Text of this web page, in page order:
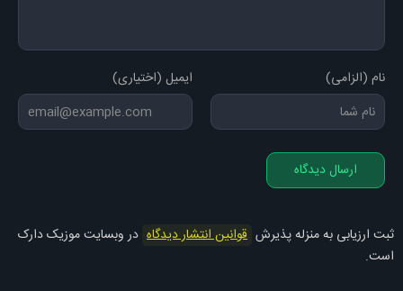
درد دیوونه چیه
چاره ی دردم تویی آره
اینا ادا نیست که می خوام تورو
شعر : شقایق امیرعضدی
تنظیم قطعه : میلاد افشار
نام (الزامی) ایمیل (اختیاری)
ارسال دیدگاه
ثبت ارزیابی به منزله پذیرش قوانین انتشار دیدگاه در وبسایت موزیک دارک
است.